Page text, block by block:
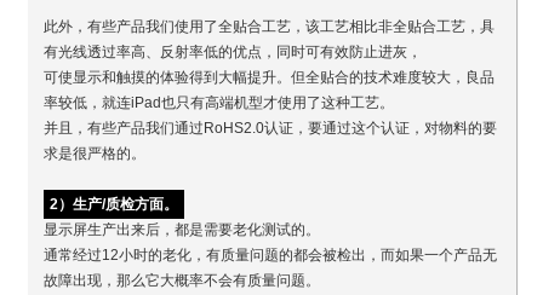
此外，有些产品我们使用了全贴合工艺，该工艺相比非全贴合工艺，具
有光线透过率高、反射率低的优点，同时可有效防止进灰，
可使显示和触摸的体验得到大幅提升。但全贴合的技术难度较大，良品
率较低，就连iPad也只有高端机型才使用了这种工艺。
并且，有些产品我们通过RoHS2.0认证，要通过这个认证，对物料的要
求是很严格的。
2）生产/质检方面。
显示屏生产出来后，都是需要老化测试的。
通常经过12小时的老化，有质量问题的都会被检出，而如果一个产品无
故障出现，那么它大概率不会有质量问题。